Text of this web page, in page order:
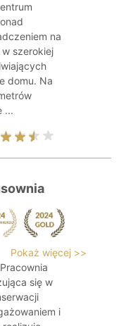
na
szerokiej
domu. Na
...
Pokaż więcej >>
się w
i